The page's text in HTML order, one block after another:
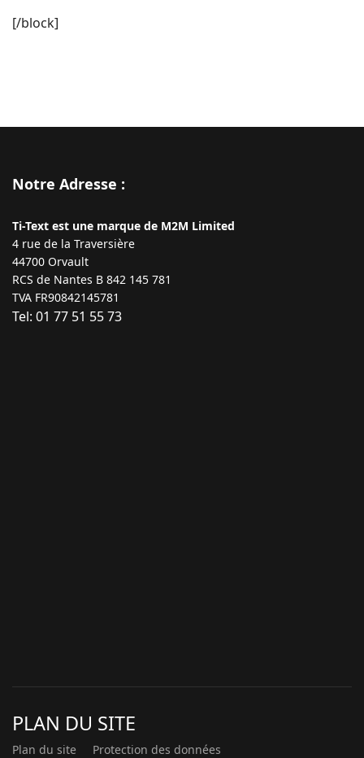
[/block]
Notre Adresse :
Ti-Text est une marque de M2M Limited
4 rue de la Traversière
44700 Orvault
RCS de Nantes B 842 145 781
TVA FR90842145781
Tel: 01 77 51 55 73
PLAN DU SITE
Plan du site Protection des données